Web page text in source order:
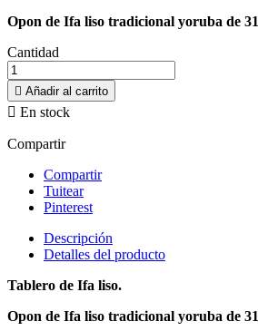
Opon de Ifa liso tradicional yoruba de
Cantidad
 Añadir al carrito
 En stock
Compartir
Compartir
Tuitear
Pinterest
Descripción
Detalles del producto
Tablero de Ifa liso.
Opon de Ifa liso tradicional yoruba de